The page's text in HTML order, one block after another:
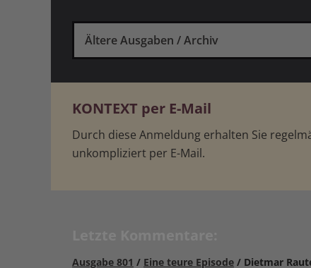
Ältere Ausgaben / Archiv
KONTEXT per E-Mail
Durch diese Anmeldung erhalten Sie
unkompliziert per E-Mail.
Ausgabe 801 / Eine teure Episode / Dietmar